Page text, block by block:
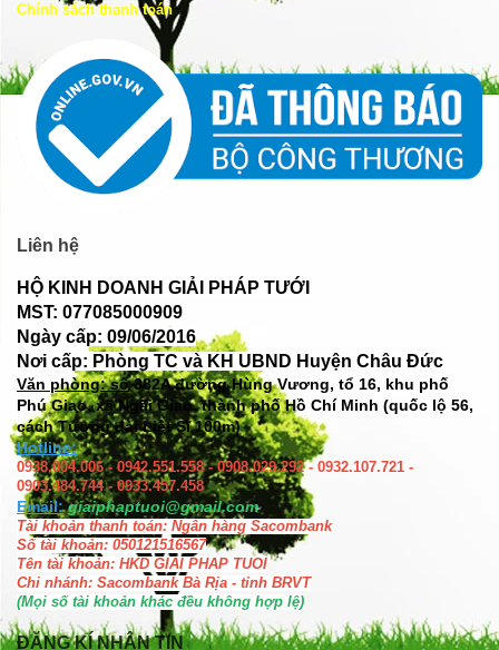
Chính sách thanh toán
Liên hệ
HỘ KINH DOANH GIẢI PHÁP TƯỚI
MST: 077085000909
Ngày cấp: 09/06/2016
Nơi cấp: Phòng TC và KH UBND Huyện Châu Đức
Văn phòng: số382A đường Hùng Vương, tổ 16, khu phố
Phú Giao, xã Ngãi Giao, thành phố Hồ Chí Minh (quốc lộ 56,
cách Tượng đài Liệt Sĩ 100m)
Hotline:
0938.004.006 - 0942.551.558 - 0908.029.292 - 0932.107.721 -
0903.484.744 - 0933.457.458
Email: giaiphaptuoi@gmail.com
Tài khoản thanh toán: Ngân hàng Sacombank
Số tài khoản: 050121516567
Tên tài khoản: HKD GIAI PHAP TUOI
Chi nhánh: Sacombank Bà Rịa - tỉnh BRVT
(Mọi số tài khoản khác đều không hợp lệ)
ĐĂNG KÍ NHẬN TIN